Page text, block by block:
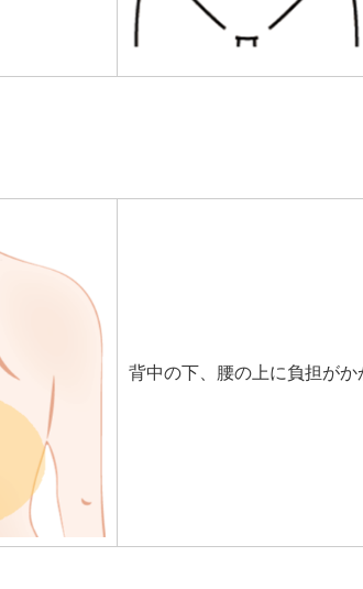
背中の下、腰の上に負担がか